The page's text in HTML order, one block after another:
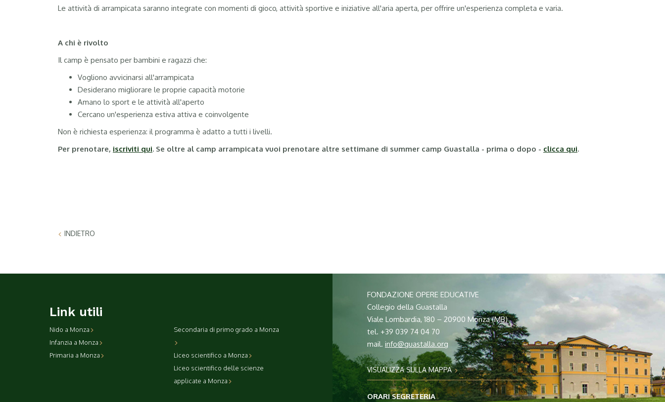
Le attività di arrampicata saranno integrate con momenti di gioco, attività sportive e iniziative all'aria aperta, per offrire un'esperienza completa e varia.
A chi è rivolto
Il camp è pensato per bambini e ragazzi che:
Vogliono avvicinarsi all'arrampicata
Desiderano migliorare le proprie capacità motorie
Amano lo sport e le attività all'aperto
Cercano un'esperienza estiva attiva e coinvolgente
Non è richiesta esperienza: il programma è adatto a tutti i livelli.
Per prenotare, iscriviti qui. Se oltre al camp arrampicata vuoi prenotare altre settimane di summer camp Guastalla - prima o dopo - clicca qui.
INDIETRO
Link utili
Nido a Monza
Infanzia a Monza
Primaria a Monza
Secondaria di primo grado a Monza
Liceo scientifico a Monza
Liceo scientifico delle scienze
applicate a Monza
FONDAZIONE OPERE EDUCATIVE
Collegio della Guastalla
Viale Lombardia, 180 – 20900 Monza (MB)
tel. +39 039 74 04 70
mail. info@guastalla.org
VISUALIZZA SULLA MAPPA
ORARI SEGRETERIA